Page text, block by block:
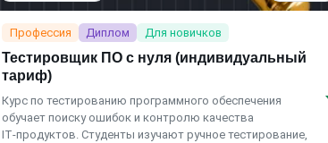
Профессия Диплом Для новичков
Тестировщик ПО с нуля (индивидуальный
тариф)
Курс по тестированию программного обеспечения
обучает поиску ошибок и контролю качества
IT‑продуктов. Студенты изучают ручное тестирование,